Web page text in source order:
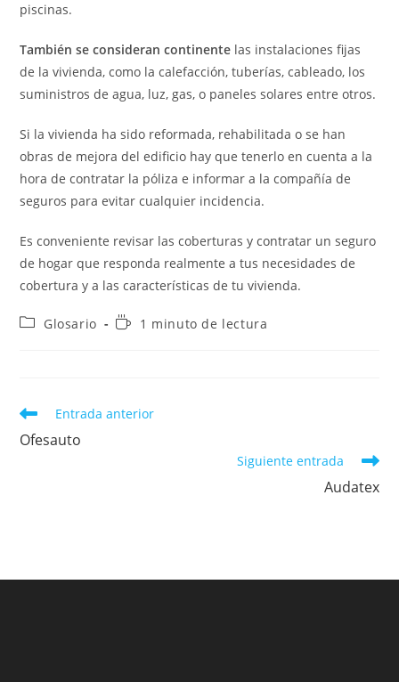
piscinas.
También se consideran continente las instalaciones fijas
de la vivienda, como la calefacción, tuberías, cableado, los
suministros de agua, luz, gas, o paneles solares entre otros.
Si la vivienda ha sido reformada, rehabilitada o se han
obras de mejora del edificio hay que tenerlo en cuenta a la
hora de contratar la póliza e informar a la compañía de
seguros para evitar cualquier incidencia.
Es conveniente revisar las coberturas y contratar un seguro
de hogar que responda realmente a tus necesidades de
cobertura y a las características de tu vivienda.
Categoría
Glosario
Tiempo1 minuto de lectura
Leer
más
artículos
Entrada anterior
Ofesauto
Siguiente entrada
Audatex